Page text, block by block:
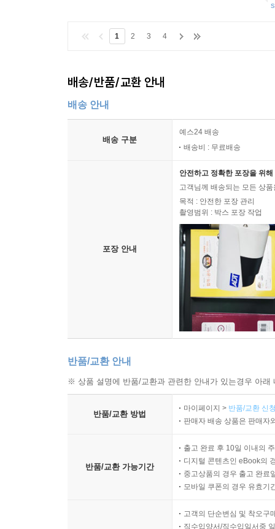
1 2 3 4
배송/반품/교환 안내
배송 안내
배송 구분
예스24 배송
배송비 : 무료배송
포장 안내
안전하고 정확한 포장을 위
고객님께 배송되는 모든 상
목적 : 안전한 포장 관리
촬영범위 : 박스 포장 작업
반품/교환 안내
※ 상품 설명에 반품/교환과 관련한 안내가 있는경우 아
반품/교환 방법
마이페이지 > 반품/교환 신
판매자 배송 상품은 판매자
반품/교환 가능기간
출고 완료 후 10일 이내의
디지털 콘텐츠인 eBook의
중고상품의 경우 출고 완료
모바일 쿠폰의 경우 유효기
고객의 단순변심 및 착오구
직수입양서/직수입일서중